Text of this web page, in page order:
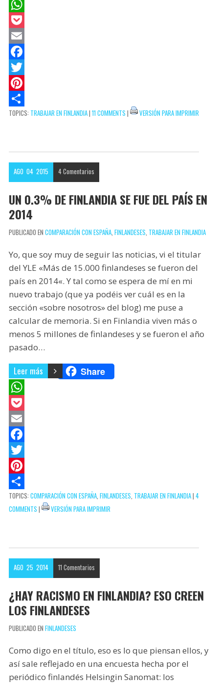
W
h
a
t
s
A
p
P
o
c
k
e
t
E
m
a
l
F
a
c
e
o
T
w
i
e
P
i
e
e
s
C
p
r
t
TOPICS: TRABAJAR EN FINLANDIA| 11 COMMENTS | VERSIÓN PARA IMPRIMIR
AGO 04 2015 4Comentarios
UN 0.3% DE FINLANDIA SE FUE DEL PAÍS EN
2014
PUBLICADO EN COMPARACIÓN CON ESPAÑA, FINLANDESES TRABAJAR EN FINLANDIA
Yo, que soy muy de seguir las noticias, vi el titular
del YLE «Más de 15.000 finlandeses se fueron del
país en 2014«. Y tal como se espera de mí en mi
nuevo trabajo (que ya podéis ver cuál es en la
sección «sobre nosotros» del blog) me puse a
calcular de memoria. Si en Finlandia viven más o
menos 5 millones de finlandeses y se fueron el año
pasado…
Leer más Share
W
h
a
t
s
A
p
p
P
o
c
k
e
t
E
m
a
l
F
a
c
e
b
k
T
w
i
t
r
P
i
n
r
e
s
t
C
o
a
r
t
i
TOPICS: COMPARACIÓN CON ESPAÑA, FINLANDESES TRABAJAR EN FINLANDIA| 4
COMMENTS | VERSIÓN PARA IMPRIMIR
AGO 25 2014 11 Comentarios
¿HAY RACISMO EN FINLANDIA? ESO CREEN
LOS FINLANDESES
PUBLICADO EN FINLANDESES
Como digo en el título, eso es lo que piensan ellos, y
así sale reflejado en una encuesta hecha por el
periódico finlandés Helsingin Sanomat: los